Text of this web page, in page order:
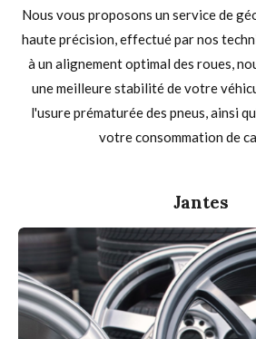
Nous vous proposons un service de
haute précision, effectué par nos
à un alignement optimal des roues,
une meilleure stabilité de votre
l'usure prématurée des pneus, ainsi
votre consommation de
Jantes